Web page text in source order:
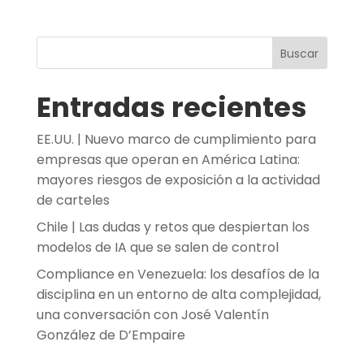
Buscar
Entradas recientes
EE.UU. | Nuevo marco de cumplimiento para
empresas que operan en América Latina:
mayores riesgos de exposición a la actividad
de carteles
Chile | Las dudas y retos que despiertan los
modelos de IA que se salen de control
Compliance en Venezuela: los desafíos de la
disciplina en un entorno de alta complejidad,
una conversación con José Valentín
González de D’Empaire